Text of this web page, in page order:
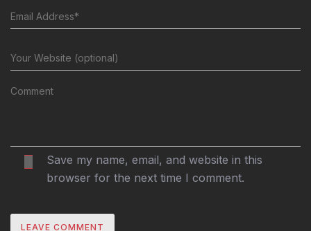
Save my name, email, and website in this
browser for the next time I comment.